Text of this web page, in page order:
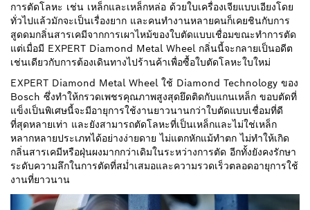
การตัดโลหะ เช่น เหล็กและเหล็กหล่อ ด้วยใบเครื่องเจียแบบเอียงโดย
ทั่วไปแล้วมักจะเป็นเรื่องยาก และคนทำงานหลายคนก็เคยชินกับการ
สูดดมกลิ่นสารเคมีจากการเผาไหม้ของใบตัดแบบเชื่อมขณะทำการตัด
แต่เมื่อมี EXPERT Diamond Metal Wheel กลิ่นนี้จะกลายเป็นอดีต
เช่นเดียวกับการต้องเดินทางไปร้านค้าเพื่อซื้อใบตัดโลหะใบใหม่
EXPERT Diamond Metal Wheel ใช้ Diamond Technology ของ
Bosch ซึ่งทำให้กรวดเพชรคุณภาพสูงสุดยึดติดกับแกนเหล็ก ขอบตัดที่
แข็งเป็นพิเศษนี้จะมีอายุการใช้งานยาวนานกว่าใบตัดแบบเชื่อมที่ดี
ที่สุดหลายเท่า และยังสามารถตัดโลหะที่เป็นเหล็กและไม่ใช่เหล็ก
หลากหลายประเภทได้อย่างง่ายดาย ไม่แตกหักแม้ทำตก ไม่ทำให้เกิด
กลิ่นสารเคมีหรือฝุ่นผงมากกว่าเดิมในระหว่างการตัด อีกทั้งยังคงรักษา
ระดับความลึกในการตัดที่สม่ำเสมอและความรวดเร็วตลอดอายุการใช้
งานที่ยาวนาน